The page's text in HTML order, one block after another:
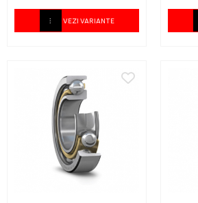
VEZI VARIANTE